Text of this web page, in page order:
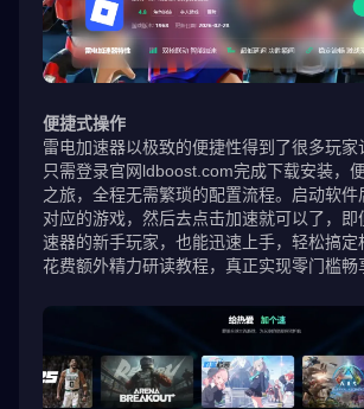
便捷式操作
雷电加速器以极致的便捷性得到了很多玩家
只需登录官网ldboost.com完成下载安装，
之旅，全程无需繁琐的配置流程。启动软件
对应的游戏，然后去点击加速就可以了，即
速器的新手玩家，也能迅速上手，轻松搞定
花费额外精力研读教程，真正实现零门槛畅